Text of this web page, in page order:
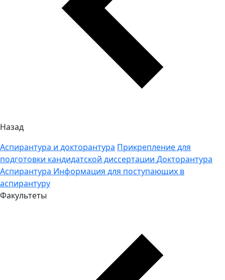
Назад
Аспирантура и докторантура Прикрепление для
подготовки кандидатской диссертации Докторантура
Аспирантура Информация для поступающих в
аспирантуру
Факультеты